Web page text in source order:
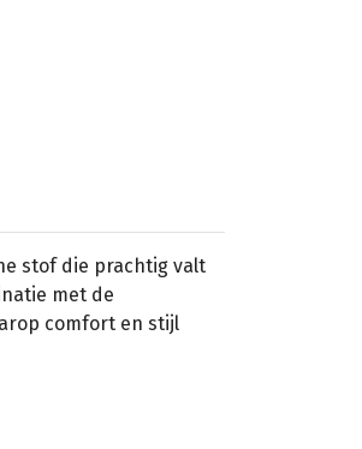
stof die prachtig valt
met de
comfort en stijl